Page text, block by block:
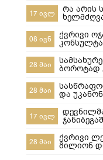
17 ივლ რა არის
08 ივნ ქვრივი
28 მაი ბოროტად
ხდება
28 მაი და
ნახოს,
ახლა კ
17 ივლ
28 მაი ქვრივი
მილიონ